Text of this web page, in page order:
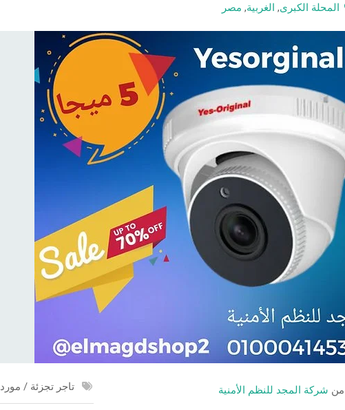
المحلة الكبرى, الغربية, مصر
شركة المجد للنظم الأمنية تاجر تجزئة / مورد